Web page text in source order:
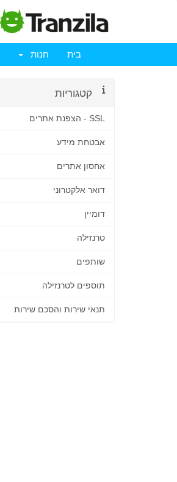
בית חנות
קטגוריות
SSL - הצפנת אתרים
אבטחת מידע
אחסון אתרים
דואר אלקטרוני
דומיין
טרנזילה
שותפים
תוספים לטרנזילה
תנאי שירות והסכם שירות